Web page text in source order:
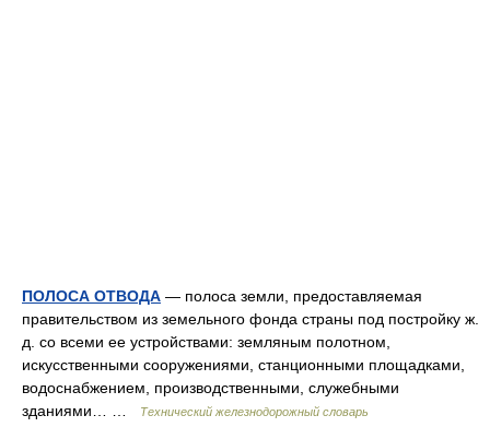
ПОЛОСА ОТВОДА — полоса земли, предоставляемая
правительством из земельного фонда страны под постройку ж.
д. со всеми ее устройствами: земляным полотном,
искусственными сооружениями, станционными площадками,
водоснабжением, производственными, служебными
зданиями… …
Технический железнодорожный словарь